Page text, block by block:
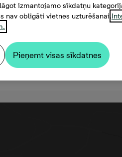
2 комнаты,
izmantojamo sīkdatņu
nav obligāti vietnes uzturēšanai.
Pieņemt visas sīkdatnes